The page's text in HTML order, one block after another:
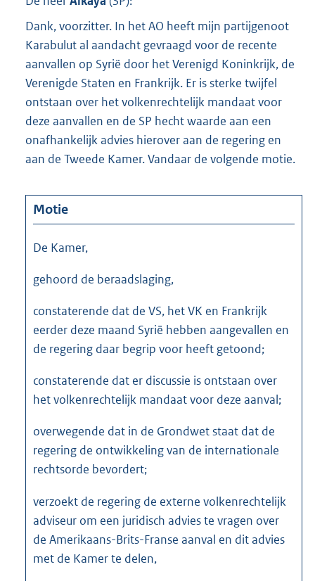
Dank, voorzitter. In het AO heeft mijn partijgenoot
Karabulut al aandacht gevraagd voor de recente
aanvallen op Syrië door het Verenigd Koninkrijk, de
Verenigde Staten en Frankrijk. Er is sterke twijfel
ontstaan over het volkenrechtelijk mandaat voor
deze aanvallen en de SP hecht waarde aan een
onafhankelijk advies hierover aan de regering en
aan de Tweede Kamer. Vandaar de volgende motie.
Motie
De Kamer,
gehoord de beraadslaging,
constaterende dat de VS, het VK en Frankrijk
eerder deze maand Syrië hebben aangevallen en
de regering daar begrip voor heeft getoond;
constaterende dat er discussie is ontstaan over
het volkenrechtelijk mandaat voor deze aanval;
overwegende dat in de Grondwet staat dat de
regering de ontwikkeling van de internationale
rechtsorde bevordert;
verzoekt de regering de externe volkenrechtelijk
adviseur om een juridisch advies te vragen over
de Amerikaans-Brits-Franse aanval en dit advies
met de Kamer te delen,